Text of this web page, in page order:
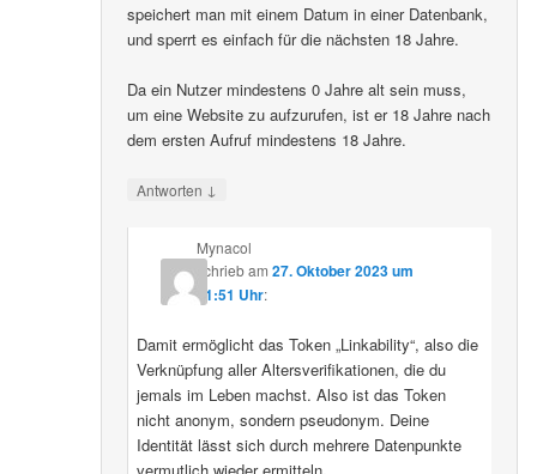
speichert man mit einem Datum in einer Datenbank,
und sperrt es einfach für die nächsten 18 Jahre.
Da ein Nutzer mindestens 0 Jahre alt sein muss,
um eine Website zu aufzurufen, ist er 18 Jahre nach
dem ersten Aufruf mindestens 18 Jahre.
Antworten ↓
Mynacol
schriebam 27. Oktober 2023 um
21:51 Uhr:
Damit ermöglicht das Token „Linkability“, also die
Verknüpfung aller Altersverifikationen, die du
jemals im Leben machst. Also ist das Token
nicht anonym, sondern pseudonym. Deine
Identität lässt sich durch mehrere Datenpunkte
vermutlich wieder ermitteln.